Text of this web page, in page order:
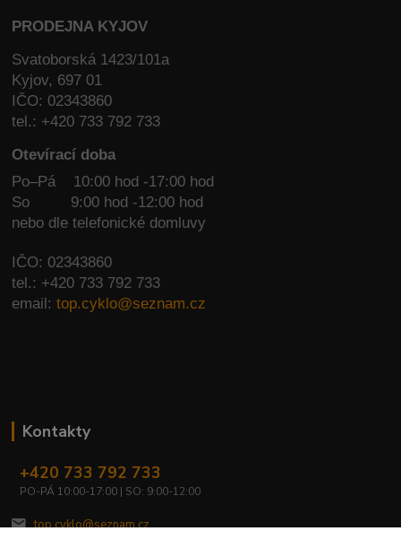
PRODEJNA KYJOV
Svatoborská 1423/101a
Kyjov, 697 01
IČO: 02343860
tel.: +420 733 792 733
Otevírací doba
Po–Pá 10:00 hod -17:00 hod
So
9:00 hod -12:00 hod
nebo dle telefonické domluvy
IČO: 02343860
tel.: +420 733 792 733
email:top.cyklo@seznam.cz
Kontakty
+420 733 792 733
PO-PÁ 10:00-17:00 | SO: 9:00-12:00
top.cyklo@seznam.cz